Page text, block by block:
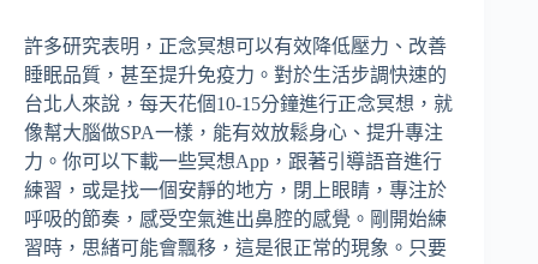
許多研究表明，正念冥想可以有效降低壓力、改善
睡眠品質，甚至提升免疫力。對於生活步調快速的
台北人來說，每天花個10-15分鐘進行正念冥想，就
像幫大腦做SPA一樣，能有效放鬆身心、提升專注
力。你可以下載一些冥想App，跟著引導語音進行
練習，或是找一個安靜的地方，閉上眼睛，專注於
呼吸的節奏，感受空氣進出鼻腔的感覺。剛開始練
習時，思緒可能會飄移，這是很正常的現象。只要